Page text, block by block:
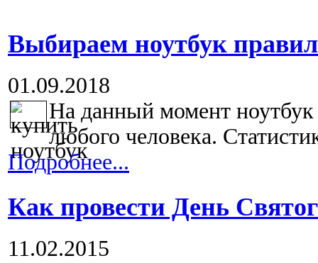
Выбираем ноутбук
01.09.2018
На данный момент
любого человека.
Подробнее...
Как провести День
11.02.2015